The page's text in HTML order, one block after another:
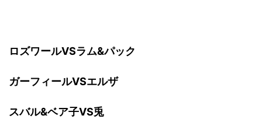
ロズワールVSラム&パック
ガーフィールVSエルザ
スバル&ベア子VS兎